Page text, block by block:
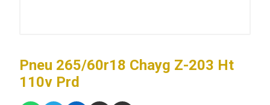
Pneu 265/60r18 Chayg Z-203 Ht
110v Prd